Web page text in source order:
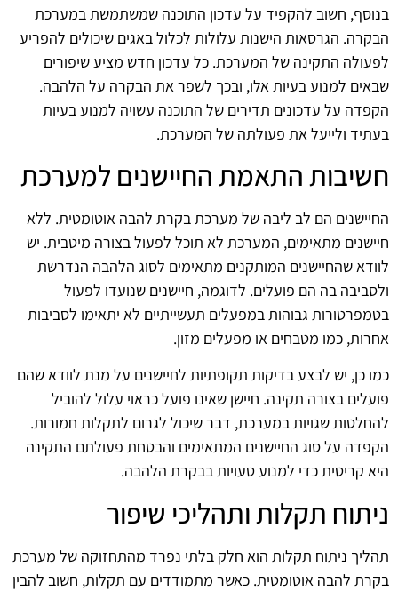
בנוסף, חשוב להקפיד על עדכון התוכנה שמשתמשת במערכת
הבקרה. הגרסאות הישנות עלולות לכלול באגים שיכולים להפריע
לפעולה התקינה של המערכת. כל עדכון חדש מציע שיפורים
שבאים למנוע בעיות אלו, ובכך לשפר את הבקרה על הלהבה.
הקפדה על עדכונים תדירים של התוכנה עשויה למנוע בעיות
בעתיד ולייעל את פעולתה של המערכת.
חשיבות התאמת החיישנים למערכת
החיישנים הם לב ליבה של מערכת בקרת להבה אוטומטית. ללא
חיישנים מתאימים, המערכת לא תוכל לפעול בצורה מיטבית. יש
לוודא שהחיישנים המותקנים מתאימים לסוג הלהבה הנדרשת
ולסביבה בה הם פועלים. לדוגמה, חיישנים שנועדו לפעול
בטמפרטורות גבוהות במפעלים תעשייתיים לא יתאימו לסביבות
אחרות, כמו מטבחים או מפעלים מזון.
כמו כן, יש לבצע בדיקות תקופתיות לחיישנים על מנת לוודא שהם
פועלים בצורה תקינה. חיישן שאינו פועל כראוי עלול להוביל
להחלטות שגויות במערכת, דבר שיכול לגרום לתקלות חמורות.
הקפדה על סוג החיישנים המתאימים והבטחת פעולתם התקינה
היא קריטית כדי למנוע טעויות בבקרת הלהבה.
ניתוח תקלות ותהליכי שיפור
תהליך ניתוח תקלות הוא חלק בלתי נפרד מהתחזוקה של מערכת
בקרת להבה אוטומטית. כאשר מתמודדים עם תקלות, חשוב להבין